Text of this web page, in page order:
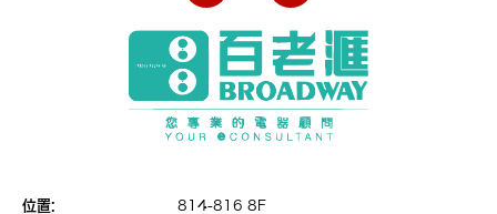
位置:
814-816 8F